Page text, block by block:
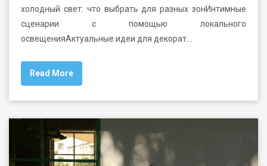
холодный свет: что выбрать для разных зонИнтимные
сценарии с помощью локального
освещенияАктуальные идеи для декорат…
Read More